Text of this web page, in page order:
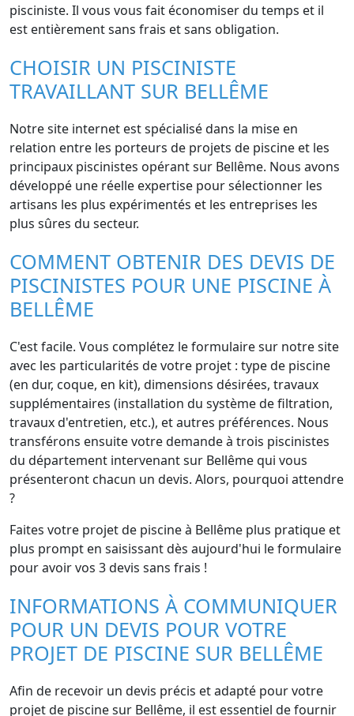
pisciniste. Il vous vous fait économiser du temps et il
est entièrement sans frais et sans obligation.
CHOISIR UN PISCINISTE
TRAVAILLANT SUR BELLÊME
Notre site internet est spécialisé dans la mise en
relation entre les porteurs de projets de piscine et les
principaux piscinistes opérant sur Bellême. Nous avons
développé une réelle expertise pour sélectionner les
artisans les plus expérimentés et les entreprises les
plus sûres du secteur.
COMMENT OBTENIR DES DEVIS DE
PISCINISTES POUR UNE PISCINE À
BELLÊME
C'est facile. Vous complétez le formulaire sur notre site
avec les particularités de votre projet : type de piscine
(en dur, coque, en kit), dimensions désirées, travaux
supplémentaires (installation du système de filtration,
travaux d'entretien, etc.), et autres préférences. Nous
transférons ensuite votre demande à trois piscinistes
du département intervenant sur Bellême qui vous
présenteront chacun un devis. Alors, pourquoi attendre
?
Faites votre projet de piscine à Bellême plus pratique et
plus prompt en saisissant dès aujourd'hui le formulaire
pour avoir vos 3 devis sans frais !
INFORMATIONS À COMMUNIQUER
POUR UN DEVIS POUR VOTRE
PROJET DE PISCINE SUR BELLÊME
Afin de recevoir un devis précis et adapté pour votre
projet de piscine sur Bellême, il est essentiel de fournir